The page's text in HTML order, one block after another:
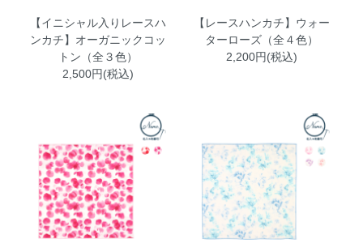
【イニシャル入りレースハ
ンカチ】オーガニックコッ
トン（全３色）
2,500円(税込)
【レースハンカチ】ウォー
ターローズ（全４色）
2,200円(税込)